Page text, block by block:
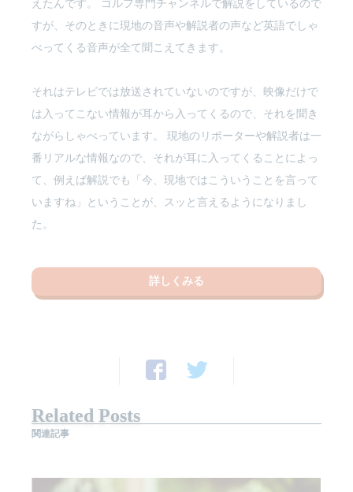
えたんです。 ゴルフ専門チャンネルで解説をしているので
すが、そのときに現地の音声や解説者の声など英語でしゃ
べってくる音声が全て聞こえてきます。
それはテレビでは放送されていないのですが、映像だけで
は入ってこない情報が耳から入ってくるので、それを聞き
ながらしゃべっています。 現地のリポーターや解説者は一
番リアルな情報なので、それが耳に入ってくることによっ
て、例えば解説でも「今、現地ではこういうことを言って
いますね」ということが、スッと言えるようになりまし
た。
詳しくみる
Related Posts
関連記事